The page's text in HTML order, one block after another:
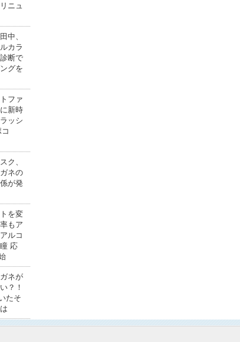
ニュ
中、
カラ
断で
グを
ファ
新時
ッシ
ク、
ネの
が発
を変
もア
ルコ
応
ネが
？！
たそ